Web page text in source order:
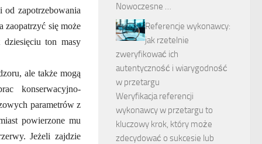
od zapotrzebowania
zaopatrzyć się może
ton masy
ale także mogą
konserwacyjno-
parametrów z
powierzone mu
Jeżeli zajdzie
Nowoczesne …
Referencje wykonawcy:
jak rzetelnie
zweryfikować ich
autentyczność i wiarygodność
w przetargu
Weryfikacja referencji
wykonawcy w przetargu to
kluczowy krok, który może
zdecydować o sukcesie lub